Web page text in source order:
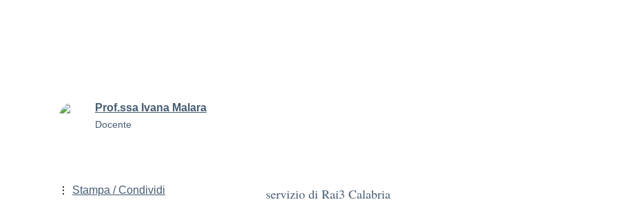
Prof.ssa Ivana Malara
Docente
servizio di Rai3 Calabria
Stampa / Condividi